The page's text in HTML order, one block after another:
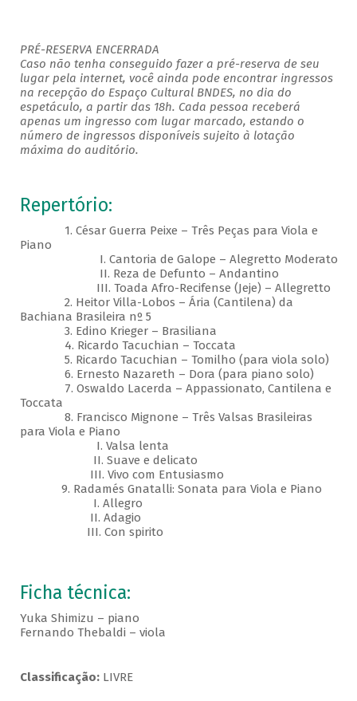
PRÉ-RESERVA ENCERRADA
Caso não tenha conseguido fazer a pré-reserva de seu
lugar pela internet, você ainda pode encontrar ingressos
na recepção do Espaço Cultural BNDES, no dia do
espetáculo, a partir das 18h. Cada pessoa receberá
apenas um ingresso com lugar marcado, estando o
número de ingressos disponíveis sujeito à lotação
máxima do auditório.
Repertório:
1. César Guerra Peixe – Três Peças para Viola e
Piano
I. Cantoria de Galope – Alegretto Moderato
II. Reza de Defunto – Andantino
III. Toada Afro-Recifense (Jeje) – Allegretto
2. Heitor Villa-Lobos – Ária (Cantilena) da
Bachiana Brasileira nº 5
3. Edino Krieger – Brasiliana
4. Ricardo Tacuchian – Toccata
5. Ricardo Tacuchian – Tomilho (para viola solo)
6. Ernesto Nazareth – Dora (para piano solo)
7. Oswaldo Lacerda – Appassionato, Cantilena e
Toccata
8. Francisco Mignone – Três Valsas Brasileiras
para Viola e Piano
I. Valsa lenta
II. Suave e delicato
III. Vivo com Entusiasmo
9. Radamés Gnatalli: Sonata para Viola e Piano
I. Allegro
II. Adagio
III. Con spirito
Ficha técnica:
Yuka Shimizu – piano
Fernando Thebaldi – viola
Classificação:LIVRE